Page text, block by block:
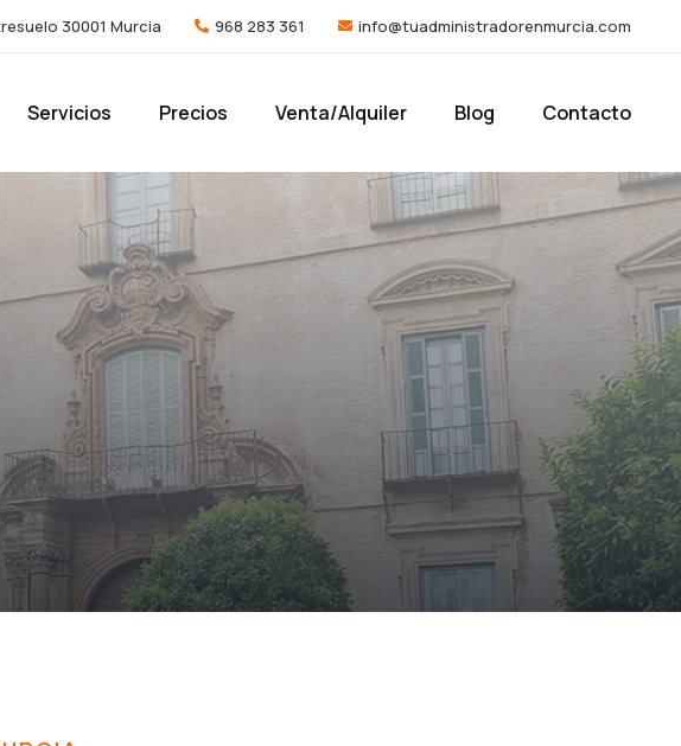
30001 Murcia 968 283 361 info@tuadministradorenmurcia.com
Servicios Precios Venta/Alquiler Blog Contacto